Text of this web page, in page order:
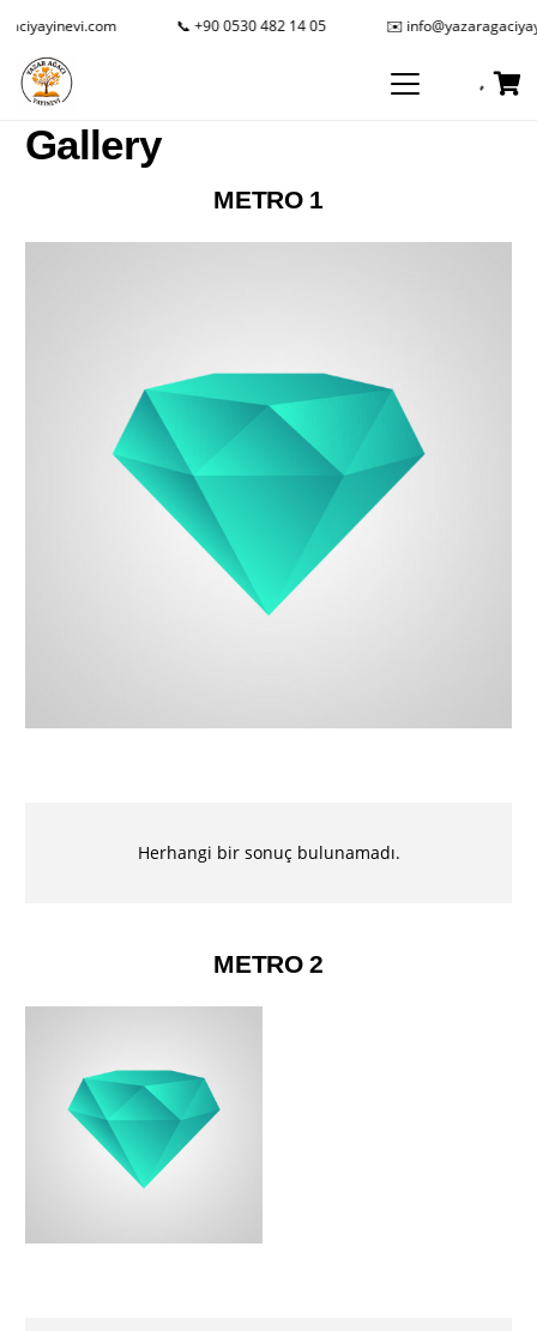
📞 +90 0530 482 14 05 ✉️
Gallery
METRO 1
Herhangi bir sonuç bulunamadı.
METRO 2